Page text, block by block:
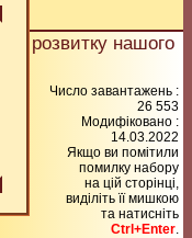
розвитку нашого
Число завантажень :
26 553
Модифіковано :
14.03.2022
Якщо ви помітили
помилку набору
на цiй сторiнцi,
видiлiть її мишкою
та натисніть
Ctrl+Enter.